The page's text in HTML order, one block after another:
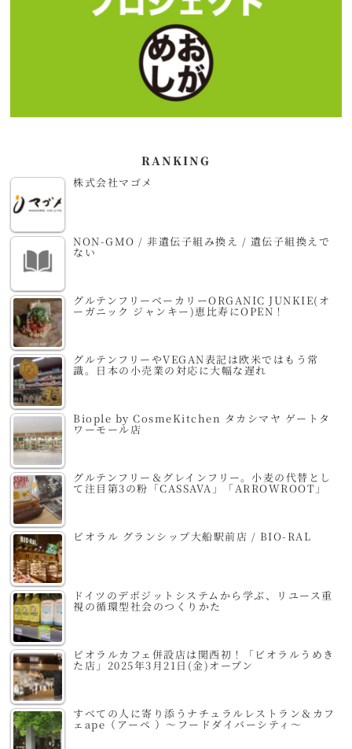
RANKING
株式会社マゴメ
NON-GMO / 非遺伝子組み換え / 遺伝子組換えで
ない
グルテンフリーベーカリーORGANIC JUNKIE(オ
ーガニック ジャンキー)恵比寿にOPEN！
グルテンフリーやVEGAN表記は欧米ではもう常
識。日本の小売業の対応に大幅な遅れ
Biople by CosmeKitchen タカシマヤ ゲートタ
ワーモール店
グルテンフリー＆グレインフリー。小麦の代替とし
て注目第3の粉「CASSAVA」「ARROWROOT」
ビオラル グランシップ大船駅前店 / BIO-RAL
ドイツのデポジットシステムから学ぶ、リユース重
視の循環型社会のつくりかた
ビオラルカフェ併設店は関西初！「ビオラルうめき
た店」2025年3月21日(金)オープン
すべての人に寄り添うナチュラルレストラン＆カフ
ェape（アーペ ）～フードダイバーシティ～